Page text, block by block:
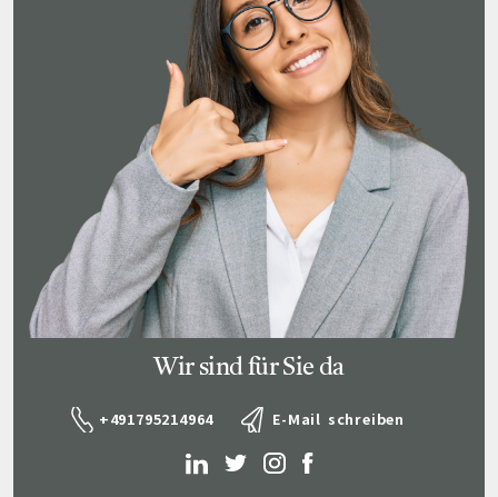
Wir sind für Sie da
+491795214964 E-Mail schreiben